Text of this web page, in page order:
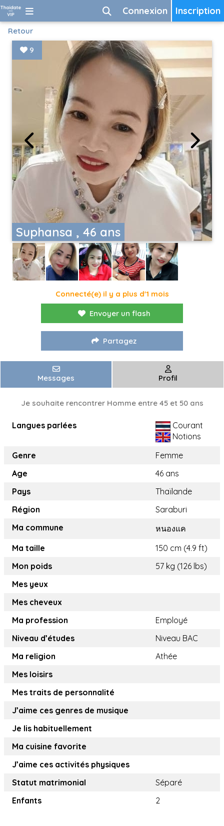
Inscription
Connexion
Retour
Suphansa , 46 ans
9
Connecté(e) il y a plus d'1 mois
Envoyer un flash
Partagez
Messages Profil
Je souhaite rencontrer Homme entre 45 et 50 ans
Langues parlées
Courant
Notions
Genre
Femme
Age
46 ans
Pays
Thaïlande
Région
Saraburi
Ma commune
หนองแค
Ma taille
150 cm (4.9 ft)
Mon poids
57 kg (126 lbs)
Mes yeux
Mes cheveux
Ma profession
Employé
Niveau d’études
Niveau BAC
Ma religion
Athée
Mes loisirs
Mes traits de personnalité
J’aime ces genres de musique
Je lis habituellement
Ma cuisine favorite
J’aime ces activités physiques
Statut matrimonial
Séparé
Enfants
2